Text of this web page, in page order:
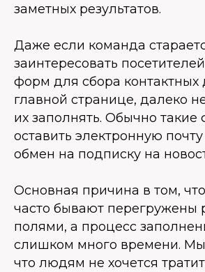
заметных результатов.
Даже если команда
заинтересовать
форм для сбора контактных
главной странице, далеко
их заполнять. Обычно
оставить электронную
обмен на подписку на
Основная причина в том,
часто бывают перегружены
полями, а процесс
слишком много времени.
что людям не хочется